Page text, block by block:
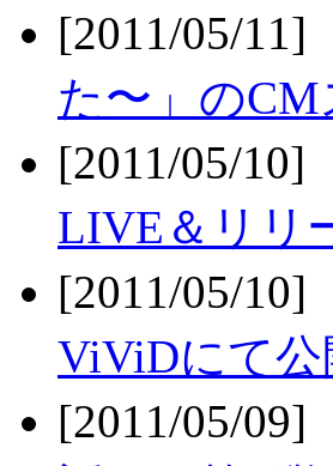
[2011/05/11]
た〜」の
[2011/05/10]
LIVE＆リリ
[2011/05/10]
ViViDにて
[2011/05/09]